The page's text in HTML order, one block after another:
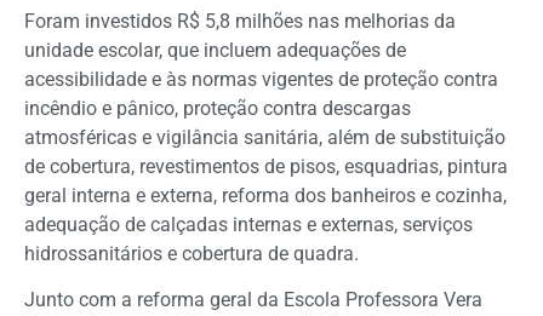
Foram investidos R$ 5,8 milhões nas melhorias da
unidade escolar, que incluem adequações de
acessibilidade e às normas vigentes de proteção contra
incêndio e pânico, proteção contra descargas
atmosféricas e vigilância sanitária, além de substituição
de cobertura, revestimentos de pisos, esquadrias, pintura
geral interna e externa, reforma dos banheiros e cozinha,
adequação de calçadas internas e externas, serviços
hidrossanitários e cobertura de quadra.
Junto com a reforma geral da Escola Professora Vera